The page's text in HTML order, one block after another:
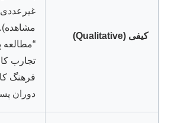
کیفی (Qualitative)
“مطالعه
تجارب
فرهنگ
دوران